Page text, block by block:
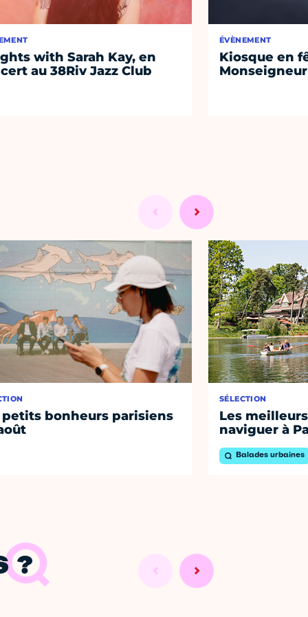
with Sarah Kay, en
au 38Riv Jazz Club
ÉVÈNEMENT
Kiosque en
petits bonheurs parisiens
SÉLECTION
Les
naviguer à
Balades urbaines
?